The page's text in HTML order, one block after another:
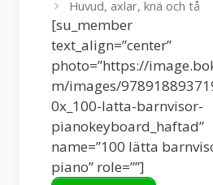
Huvud, axlar, knä och tå
[su_member
text_align=”center”
photo=”https://
m/images/
0x_100-latta-barnvisor-
pianokeyboard_haftad”
name=”100 lätta
piano” role=””]